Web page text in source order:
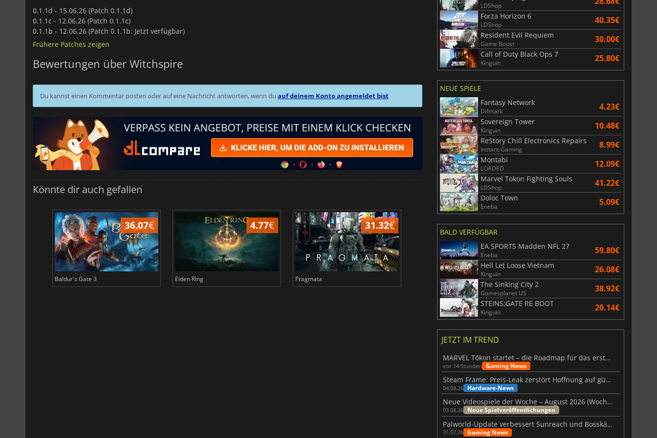
0.1.1d - 15.06.26 (Patch 0.1.1d)
0.1.1c - 12.06.26 (Patch 0.1.1c)
0.1.1b - 12.06.26 (Patch 0.1.1b: Jetzt verfügbar)
Frühere Patches zeigen
Bewertungen über Witchspire
Du kannst einen Kommentar posten oder auf eine Nachricht antworten, wenn du auf deinem Konto angemeldet bist
Könnte dir auch gefallen
36.07€
Baldur's Gate 3
4.77€
Elden Ring
31.32€
Pragmata
6.75€
Total War WARHAMMER 3
15.48
Lies Of P
LDShop
Forza Horizon 6
LDShop 40.35€
Resident Evil Requiem
Game Boost 30.00€
Call of Duty Black Ops 7
Kinguin 25.80€
NEUE SPIELE
Fantasy Network
Difmark 4.23€
Sovereign Tower
Kinguin 10.48€
ReStory Chill Electronics Repairs
Instant Gaming 8.99€
Montabi
LOADED 12.09€
Marvel Tokon Fighting Souls
LDShop 41.22€
Doloc Town
Eneba 5.09€
BALD VERFÜGBAR
EA SPORTS Madden NFL 27
Eneba 59.80€
Hell Let Loose Vietnam
Kinguin 26.08€
The Sinking City 2
Gamesplanet US 38.92€
STEINS;GATE RE BOOT
Kinguin 20.14€
JETZT IM TREND
MARVEL Tōkon startet – die Roadmap für das erste Jahr wurde vorgestellt
vor 14 Stunden Gaming News
Steam Frame: Preis-Leak zerstört Hoffnung auf günstiges VR-Headset
04.08.26 Hardware-News
Neue Videospiele der Woche – August 2026 (Woche 32)
03.08.26 Neue Spielveröffentlichungen
Palworld-Update verbessert Sunreach und Bosskämpfe deutlich
31.07.26 Gaming News